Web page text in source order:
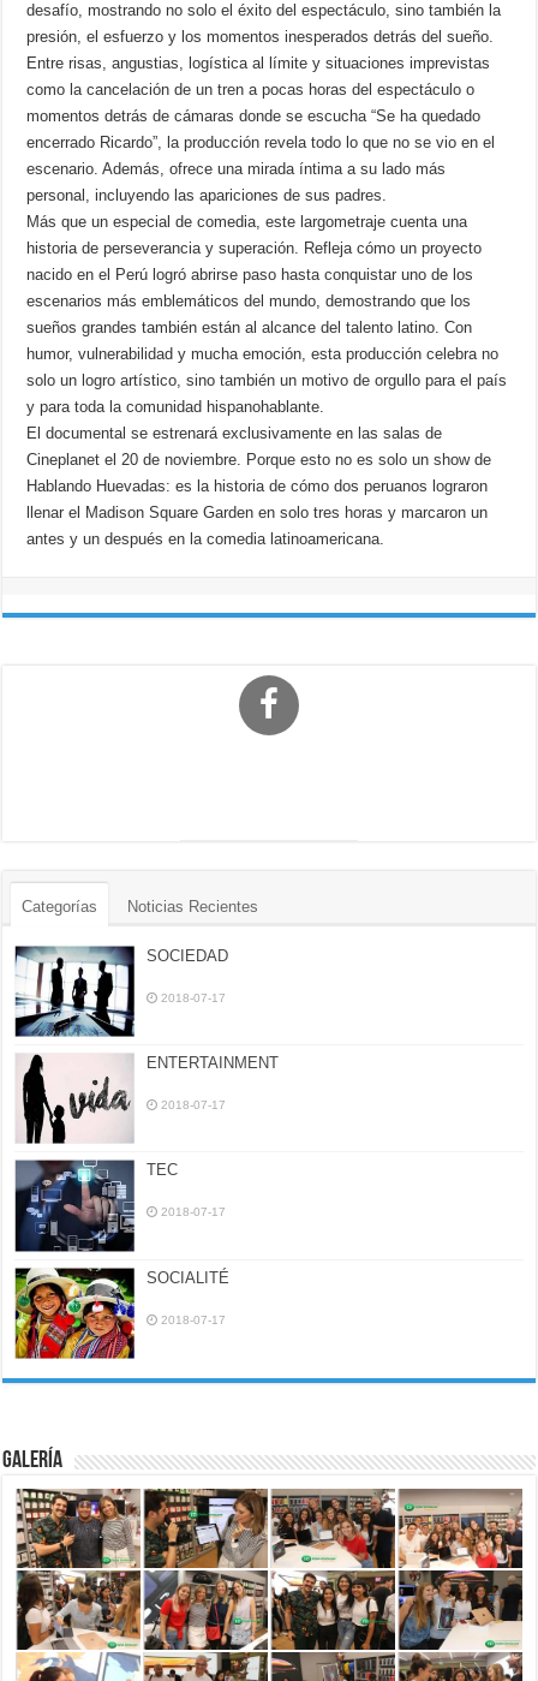
desafío, mostrando no solo el éxito del espectáculo, sino también la
presión, el esfuerzo y los momentos inesperados detrás del sueño.
Entre risas, angustias, logística al límite y situaciones imprevistas
como la cancelación de un tren a pocas horas del espectáculo o
momentos detrás de cámaras donde se escucha “Se ha quedado
encerrado Ricardo”, la producción revela todo lo que no se vio en el
escenario. Además, ofrece una mirada íntima a su lado más
personal, incluyendo las apariciones de sus padres.
Más que un especial de comedia, este largometraje cuenta una
historia de perseverancia y superación. Refleja cómo un proyecto
nacido en el Perú logró abrirse paso hasta conquistar uno de los
escenarios más emblemáticos del mundo, demostrando que los
sueños grandes también están al alcance del talento latino. Con
humor, vulnerabilidad y mucha emoción, esta producción celebra no
solo un logro artístico, sino también un motivo de orgullo para el país
y para toda la comunidad hispanohablante.
El documental se estrenará exclusivamente en las salas de
Cineplanet el 20 de noviembre. Porque esto no es solo un show de
Hablando Huevadas: es la historia de cómo dos peruanos lograron
llenar el Madison Square Garden en solo tres horas y marcaron un
antes y un después en la comedia latinoamericana.
Categorías Noticias Recientes
SOCIEDAD
2018-07-17
ENTERTAINMENT
2018-07-17
TEC
2018-07-17
SOCIALITÉ
2018-07-17
Galería